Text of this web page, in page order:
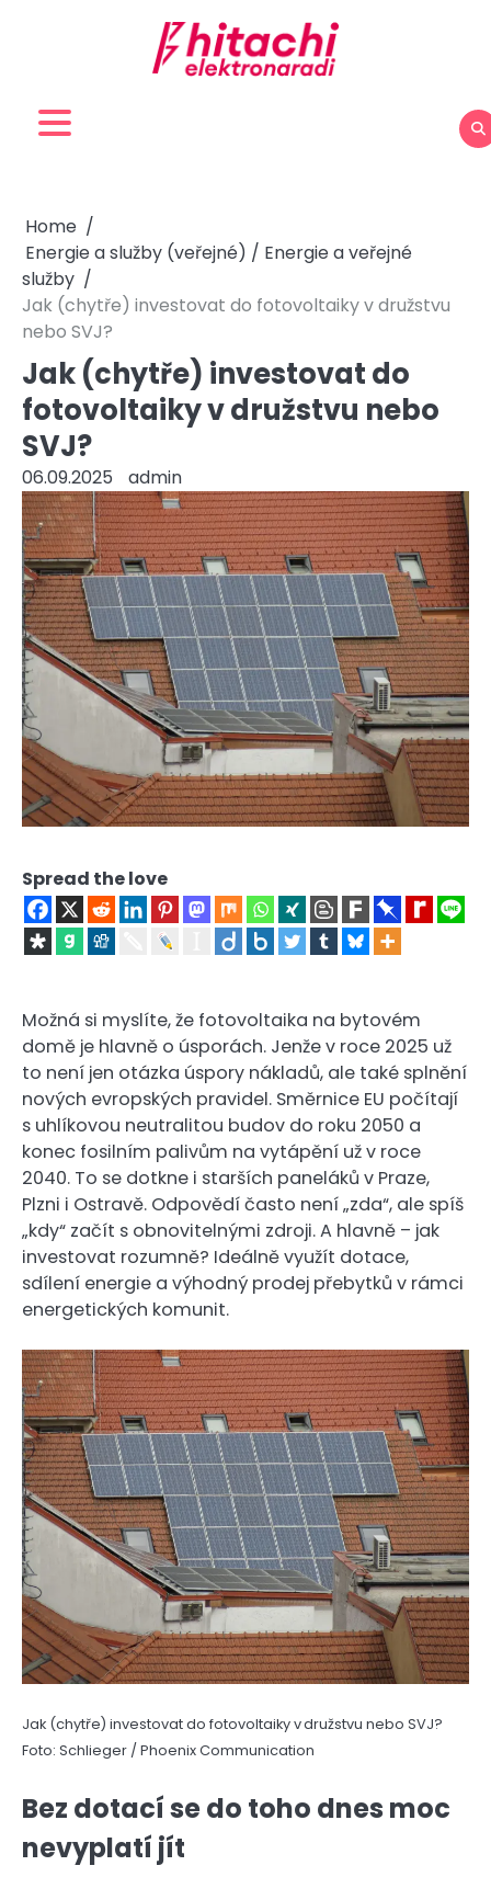
Home
Energie a služby (veřejné) / Energie a veřejné
služby
Jak (chytře) investovat do fotovoltaiky v družstvu
nebo SVJ?
Jak (chytře) investovat do
fotovoltaiky v družstvu nebo
SVJ?
06.09.2025 admin
Spread the love
Možná si myslíte, že fotovoltaika na bytovém
domě je hlavně o úsporách. Jenže v roce 2025 už
to není jen otázka úspory nákladů, ale také splnění
nových evropských pravidel. Směrnice EU počítají
s uhlíkovou neutralitou budov do roku 2050 a
konec fosilním palivům na vytápění už v roce
2040. To se dotkne i starších paneláků v Praze,
Plzni i Ostravě. Odpovědí často není „zda“, ale spíš
„kdy“ začít s obnovitelnými zdroji. A hlavně – jak
investovat rozumně? Ideálně využít dotace,
sdílení energie a výhodný prodej přebytků v rámci
energetických komunit.
Jak (chytře) investovat do fotovoltaiky v družstvu nebo SVJ?
Foto: Schlieger / Phoenix Communication
Bez dotací se do toho dnes moc
nevyplatí jít